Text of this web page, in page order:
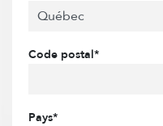
Code postal*
Pays*